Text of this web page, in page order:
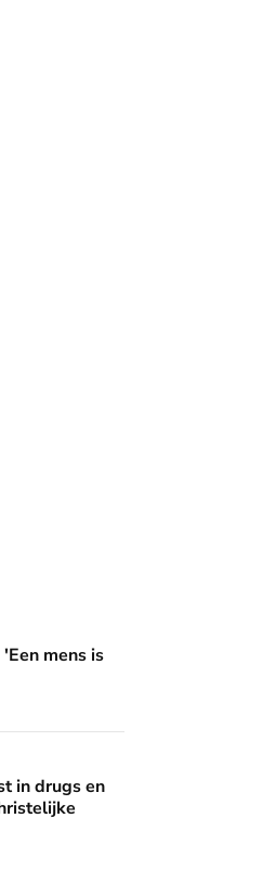
dan zijn grootste succes'
mens is
totdat hij aanklopt
in drugs en